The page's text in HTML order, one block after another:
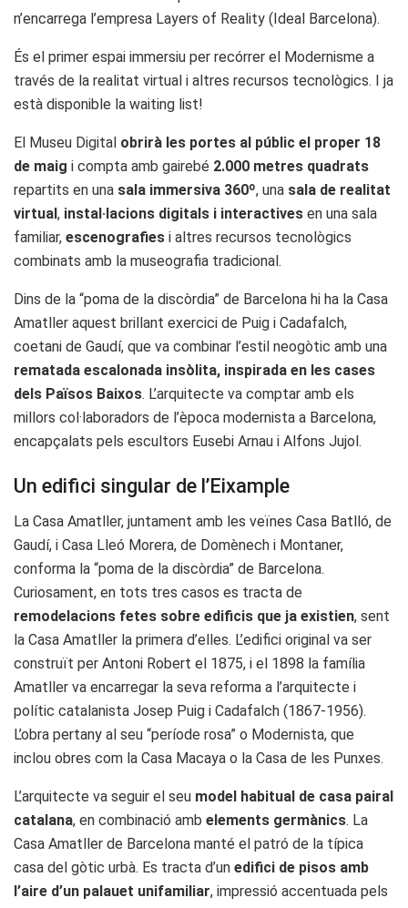
n’encarrega l’empresa Layers of Reality (Ideal Barcelona).
És el primer espai immersiu per recórrer el Modernisme a
través de la realitat virtual i altres recursos tecnològics. I ja
està disponible la waiting list!
El Museu Digital obrirà les portes al públic el proper 18
de maig i compta amb gairebé 2.000 metres quadrats
repartits en una sala immersiva 360º, una sala de realitat
virtual, instal·lacions digitals i interactives en una sala
familiar, escenografies i altres recursos tecnològics
combinats amb la museografia tradicional.
Dins de la “poma de la discòrdia” de Barcelona hi ha la Casa
Amatller aquest brillant exercici de Puig i Cadafalch,
coetani de Gaudí, que va combinar l’estil neogòtic amb una
rematada escalonada insòlita, inspirada en les cases
dels Països Baixos. L’arquitecte va comptar amb els
millors col·laboradors de l’època modernista a Barcelona, ​​
encapçalats pels escultors Eusebi Arnau i Alfons Jujol.
Un edifici singular de l’Eixample
La Casa Amatller, juntament amb les veïnes Casa Batlló, de
Gaudí, i Casa Lleó Morera, de Domènech i Montaner,
conforma la “poma de la discòrdia” de Barcelona.
Curiosament, en tots tres casos es tracta de
remodelacions fetes sobre edificis que ja existien, sent
la Casa Amatller la primera d’elles. L’edifici original va ser
construït per Antoni Robert el 1875, i el 1898 la família
Amatller va encarregar la seva reforma a l’arquitecte i
polític catalanista Josep Puig i Cadafalch (1867-1956).
L’obra pertany al seu “període rosa” o Modernista, que
inclou obres com la Casa Macaya o la Casa de les Punxes.
L’arquitecte va seguir el seu model habitual de casa pairal
catalana, en combinació amb elements germànics. La
Casa Amatller de Barcelona manté el patró de la típica
casa del gòtic urbà. Es tracta d’un edifici de pisos amb
l’aire d’un palauet unifamiliar, impressió accentuada pels